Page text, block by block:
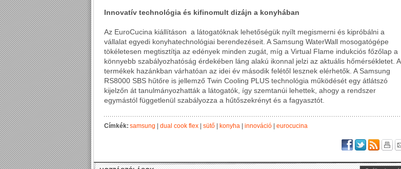
Innovatív technológia és kifinomult dizájn a konyhában
Az EuroCucina kiállításon a látogatóknak lehetőségük nyílt megismerni és kipróbálni a
vállalat egyedi konyhatechnológiai berendezéseit. A Samsung WaterWall mosogatógépe
tökéletesen megtisztítja az edények minden zugát, míg a Virtual Flame indukciós főzőlap a
könnyebb szabályozhatóság érdekében láng alakú ikonnal jelzi az aktuális hőmérsékletet. A
termékek hazánkban várhatóan az idei év második felétől lesznek elérhetők. A Samsung
RS8000 SBS hűtőre is jellemző Twin Cooling PLUS technológia működését egy átlátszó
kijelzőn át tanulmányozhatták a látogatók, így szemtanúi lehettek, ahogy a rendszer
egymástól függetlenül szabályozza a hűtőszekrényt és a fagyasztót.
Címkék:samsung dual cook flex sütő konyha innováció eurocucina